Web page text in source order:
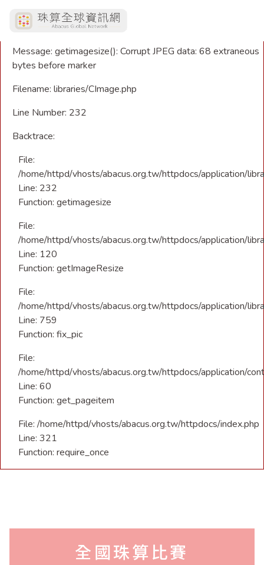
A PHP Error was encountered
Severity: Warning
Message: getimagesize(): Corrupt JPEG data: 68 extraneous
bytes before marker
Filename: libraries/CImage.php
Line Number: 232
Backtrace:
File:
/home/httpd/vhosts/abacus.org.tw/httpdocs/application/
Line: 232
Function: getimagesize
File:
/home/httpd/vhosts/abacus.org.tw/httpdocs/application/
Line: 120
Function: getImageResize
File:
/home/httpd/vhosts/abacus.org.tw/httpdocs/application/
Line: 759
Function: fix_pic
File:
/home/httpd/vhosts/abacus.org.tw/httpdocs/application/
Line: 60
Function: get_pageitem
File: /home/httpd/vhosts/abacus.org.tw/httpdocs/index.php
Line: 321
Function: require_once
全國珠算比賽